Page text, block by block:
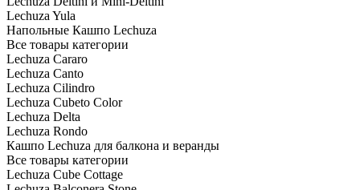
Lechuza Yula
Напольные Кашпо Lechuza
Все товары категории
Lechuza Cararo
Lechuza Canto
Lechuza Cilindro
Lechuza Cubeto Color
Lechuza Delta
Lechuza Rondo
Кашпо Lechuza для балкона и веранды
Все товары категории
Lechuza Cube Cottage